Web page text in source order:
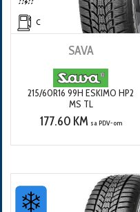
C
SAVA
215/60R16 99H ESKIMO HP2
MS TL
177.60 KM sa PDV-om